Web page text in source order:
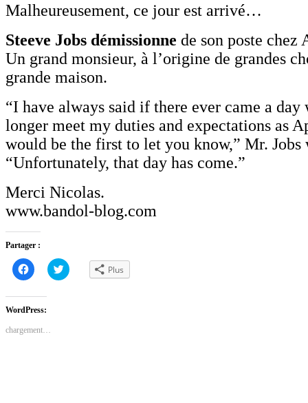
Malheureusement, ce jour est arrivé…
Steeve Jobs démissionne de son poste chez
Un grand monsieur, à l’origine de grandes
grande maison.
“I have always said if there ever came a
longer meet my duties and expectations as
would be the first to let you know,” Mr. Jobs
“Unfortunately, that day has come.”
Merci Nicolas.
www.bandol-blog.com
Partager :
Cliquez
pour
partager
Facebook(ouvre
dans
une
fenêtre)
Cliquez
pour Plus
WordPress:
chargement…